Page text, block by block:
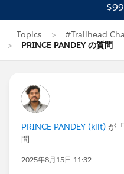
Topics
#Trailhead
PRINCE PANDEY の質問
PRINCE PANDEY (kiit) が「
問
2025年8月15日 11:32